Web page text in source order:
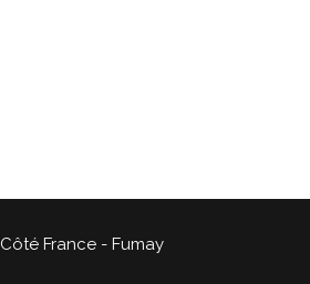
Côté France - Fumay